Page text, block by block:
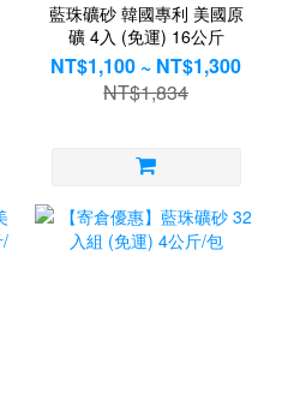
藍珠礦砂 韓國專利 美國原
礦 4入 (免運) 16公斤
NT$1,100 ~ NT$1,300
NT$1,834